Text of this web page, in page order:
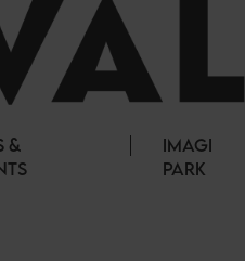
&
IMAGI
PARK